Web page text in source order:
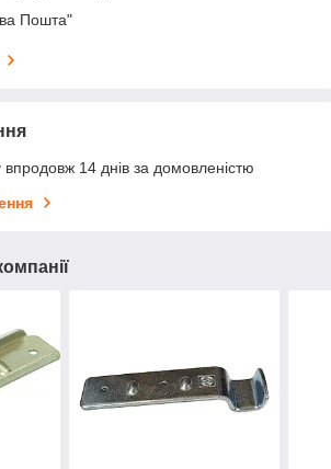
Пошта"
14 днів за домовленістю